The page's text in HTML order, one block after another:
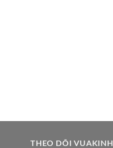
THEO DÕI VUAKINH